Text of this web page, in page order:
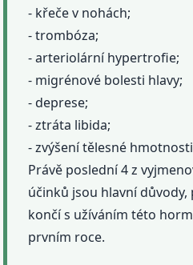
- křeče v nohách;
- trombóza;
- arteriolární hypertrofie;
- migrénové bolesti hlavy;
- deprese;
- ztráta libida;
- zvýšení tělesné
Právě poslední 4 z
účinků jsou hlavní
končí s užíváním této
prvním roce.